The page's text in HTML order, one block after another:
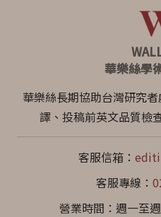
華樂絲學
華樂絲長期協助台灣研究
譯、投稿前英文品質檢
客服信箱：
客服專線：
營業時間：週一至